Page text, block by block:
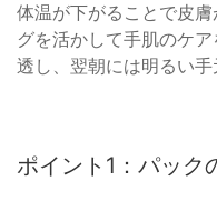
体温が下がることで皮
グを活かして手肌のケ
透し、翌朝には明るい手
ポイント1：パック